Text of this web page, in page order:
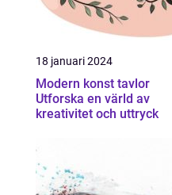
18 januari 2024
Modern konst tavlor
Utforska en värld av
kreativitet och uttryck